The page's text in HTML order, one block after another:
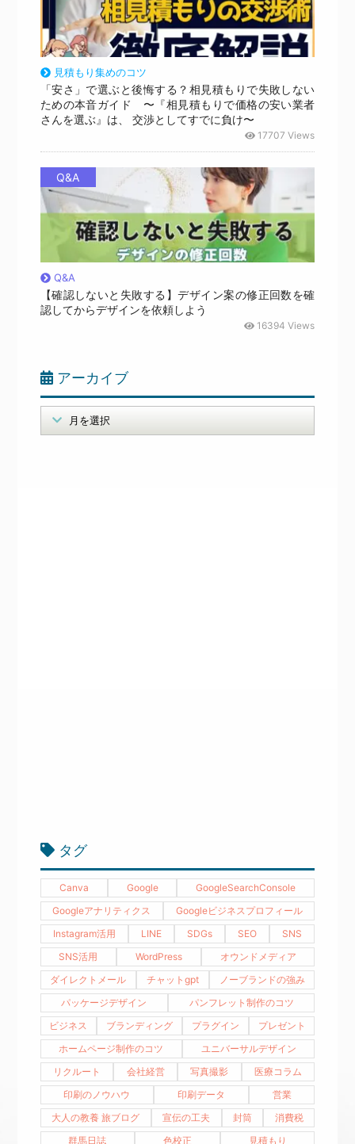
見積もり集めのコツ
「安さ」で選ぶと後悔する？相見積もりで失敗しない
ための本音ガイド 〜『相見積もりで価格の安い業者
さんを選ぶ』は、 交渉としてすでに負け〜
17707 Views
Q&A
Q&A
【確認しないと失敗する】デザイン案の修正回数を確
認してからデザインを依頼しよう
16394 Views
アーカイブ
タグ
Canva Google
GoogleSearchConsole
Googleアナリティクス
Googleビジネスプロフィール
Instagram活用
LINE SDGs SEO
SNS
SNS活用
WordPress
オウンドメディア
ダイレクトメール
チャットgpt
ノーブランドの強み
パッケージデザイン
パンフレット制作のコツ
ビジネス
ブランディング プラグイン
プレゼント
ホームページ制作のコツ
ユニバーサルデザイン
リクルート
会社経営 写真撮影
医療コラム
印刷のノウハウ
印刷データ
営業
大人の教養 旅ブログ
宣伝の工夫 封筒
消費税
群馬日誌
色校正 見積もり